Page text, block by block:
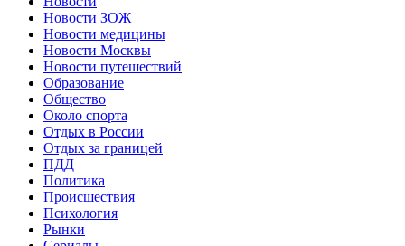
Новости ЗОЖ
Новости медицины
Новости Москвы
Новости путешествий
Образование
Общество
Около спорта
Отдых в России
Отдых за границей
ПДД
Политика
Происшествия
Психология
Рынки